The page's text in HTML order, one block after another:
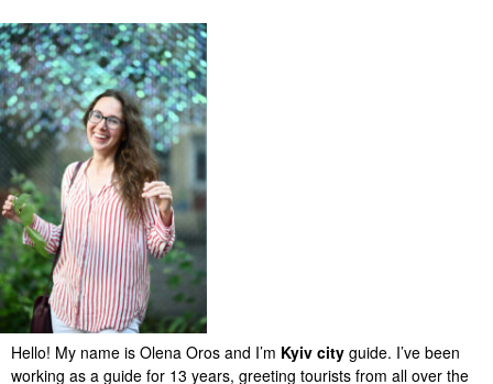
Hello! My name is Olena Oros and I’m Kyiv city guide. I’ve been
working as a guide for 13 years, greeting tourists from all over the